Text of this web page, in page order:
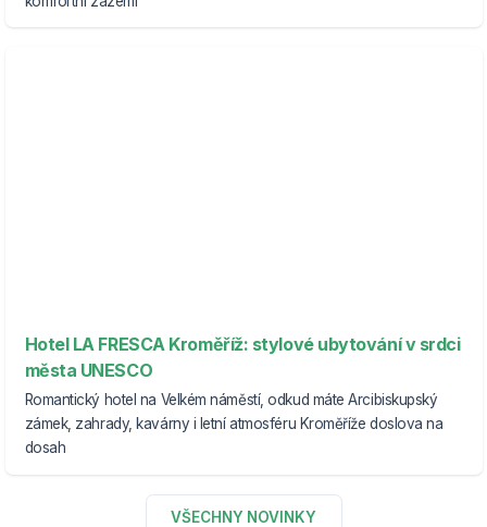
Hotel LA FRESCA Kroměříž: stylové ubytování v srdci
města UNESCO
Romantický hotel na Velkém náměstí, odkud máte Arcibiskupský
zámek, zahrady, kavárny i letní atmosféru Kroměříže doslova na
dosah
VŠECHNY NOVINKY